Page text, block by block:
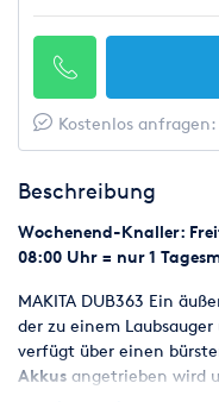
Kostenlos
Beschreibung
Wochenend-Knaller:
08:00 Uhr = nur 1
MAKITA DUB363 Ein
der zu einem
verfügt über einen
Akkus angetrieben wird